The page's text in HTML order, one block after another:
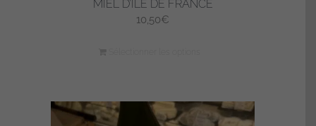
MIEL D’ÎLE DE FRANCE
10,50€